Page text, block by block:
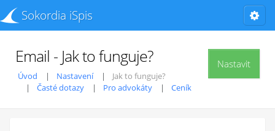
Sokordia iSpis
Nastavit
Email - Jak to funguje?
Úvod Nastavení
Jak to funguje?
Časté dotazy
Pro advokáty Ceník